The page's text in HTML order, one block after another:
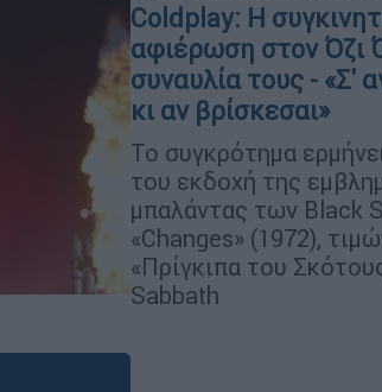
Coldplay: Η
αφιέρωση στον Όζι
συναυλία τους - «Σ'
κι αν βρίσκεσαι»
Το συγκρότημα
του εκδοχή της
μπαλάντας των Black
«Changes» (1972),
«Πρίγκιπα του
Sabbath